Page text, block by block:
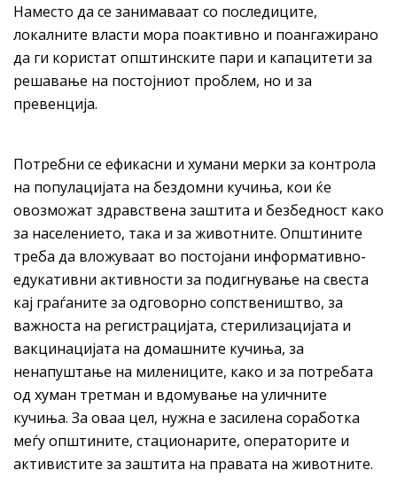
Наместо да се занимаваат со последиците,
локалните власти мора поактивно и поангажирано
да ги користат општинските пари и капацитети за
решавање на постојниот проблем, но и за
превенција.
Потребни се ефикасни и хумани мерки за контрола
на популацијата на бездомни кучиња, кои ќе
овозможат здравствена заштита и безбедност како
за населението, така и за животните. Општините
треба да вложуваат во постојани информативно-
едукативни активности за подигнување на свеста
кај граѓаните за одговорно сопствеништво, за
важноста на регистрацијата, стерилизацијата и
вакцинацијата на домашните кучиња, за
ненапуштање на милениците, како и за потребата
од хуман третман и вдомување на уличните
кучиња. За оваа цел, нужна е засилена соработка
меѓу општините, стационарите, операторите и
активистите за заштита на правата на животните.